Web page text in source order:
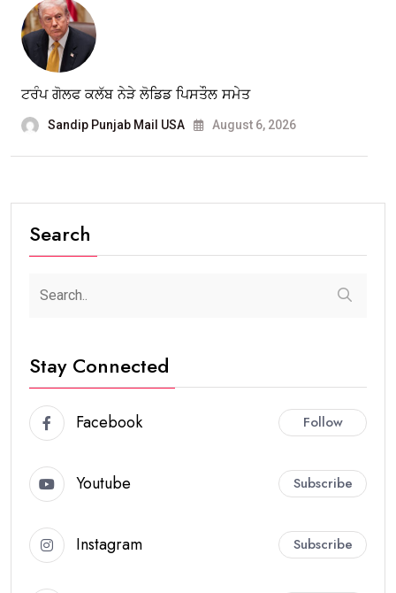
ਟਰੰਪ ਗੋਲਫ ਕਲੱਬ ਨੇੜੇ ਲੋਡਿਡ ਪਿਸਤੌਲ ਸਮੇਤ
Sandip Punjab Mail USA August 6, 2026
Search
Stay Connected
Facebook Follow
Youtube Subscribe
Instagram Subscribe